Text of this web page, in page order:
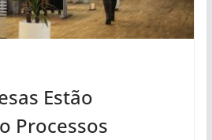
Estão
Processos